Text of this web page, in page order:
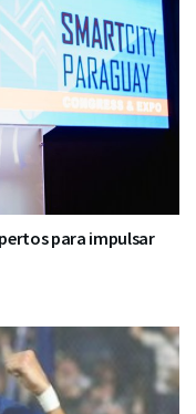
para impulsar